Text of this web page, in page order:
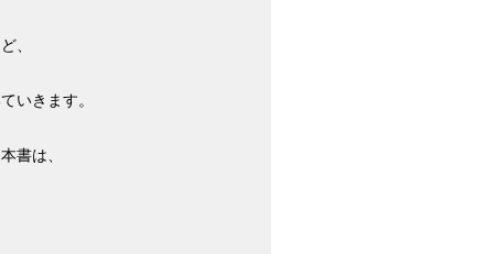
、
いきます。
書は、